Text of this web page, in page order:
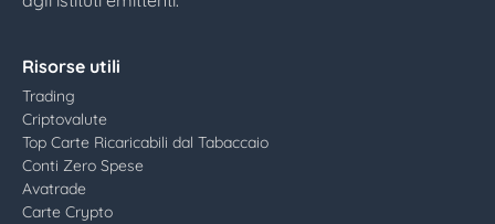
Risorse utili
Trading
Criptovalute
Top Carte Ricaricabili dal Tabaccaio
Conti Zero Spese
Avatrade
Carte Crypto